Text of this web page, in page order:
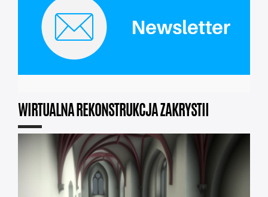
WIRTUALNA REKONSTRUKCJA ZAKRYSTII